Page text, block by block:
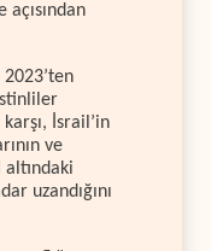
İsrail’in
ve
altındaki
uzandığını